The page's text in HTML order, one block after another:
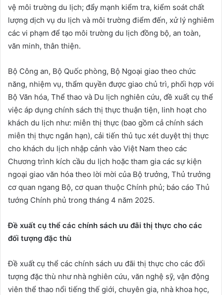
vệ môi trường du lịch; đẩy mạnh kiểm tra, kiểm soát chất
lượng dịch vụ du lịch và môi trường điểm đến, xử lý nghiêm
các vi phạm để tạo môi trường du lịch đồng bộ, an toàn,
văn minh, thân thiện.
Bộ Công an, Bộ Quốc phòng, Bộ Ngoại giao theo chức
năng, nhiệm vụ, thẩm quyền được giao chủ trì, phối hợp với
Bộ Văn hóa, Thể thao và Du lịch nghiên cứu, đề xuất cụ thể
việc áp dụng chính sách thị thực thuận tiện, linh hoạt cho
khách du lịch như: miễn thị thực (bao gồm cả chính sách
miễn thị thực ngắn hạn), cải tiến thủ tục xét duyệt thị thực
cho khách du lịch nhập cảnh vào Việt Nam theo các
Chương trình kích cầu du lịch hoặc tham gia các sự kiện
ngoại giao văn hóa theo lời mời của Bộ trưởng, Thủ trưởng
cơ quan ngang Bộ, cơ quan thuộc Chính phủ; báo cáo Thủ
tướng Chính phủ trong tháng 4 năm 2025.
Đề xuất cụ thể các chính sách ưu đãi thị thực cho các
đối tượng đặc thù
Đề xuất cụ thể các chính sách ưu đãi thị thực cho các đối
tượng đặc thù như nhà nghiên cứu, văn nghệ sỹ, vận động
viên thể thao nổi tiếng thế giới, chuyên gia, nhà khoa học,